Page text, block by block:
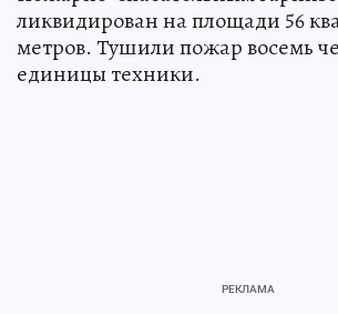
ликвидирован на площади 56
метров. Тушили пожар восемь
единицы техники.